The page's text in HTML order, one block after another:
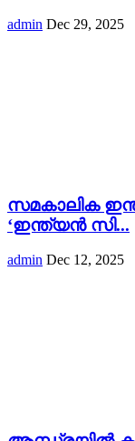
admin Dec 29, 2025
സമകാലിക
‘ഇന്ത്യൻ സി...
admin Dec 12, 2025